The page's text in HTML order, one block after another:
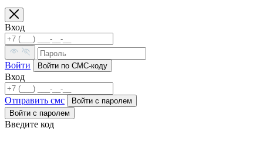
Вход
Войти Войти по СМС-коду
Вход
Отправить смс
Войти c паролем
Войти с паролем
Введите код